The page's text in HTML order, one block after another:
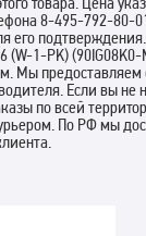
8-495-792-80-
его
(W-1-PK)
Мы
Если вы
по всей
По РФ мы